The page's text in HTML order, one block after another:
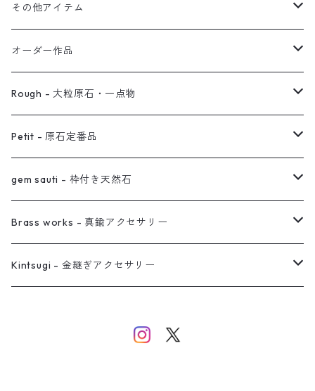
イヤーカフ
2連イヤーカフ
イヤリング対応
ノンホールピアス
オーダー用ページ
真鍮イヤーカフ
ブレスレット
バングル
その他アイテム
ブローチ
ヘアアクセサリー
オーダー作品
リング
ネックレス
ピアス
イヤーカフ
バングル
Rough - 大粒原石・一点物
ピアス
リング
ネックレス
イヤーカフ
Petit - 原石定番品
ピアス
リング
ネックレス
gem sauti - 枠付き天然石
ピアス
ネックレス
Brass works - 真鍮アクセサリー
リング
Kintsugi - 金継ぎアクセサリー